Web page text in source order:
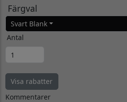
Färgval
Svart Blank
Antal
Visa rabatter
Kommentarer